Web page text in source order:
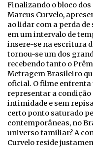
Finalizando o bloco
Marcus Curvelo,
ao lidar com a perda de
em um intervalo de
insere-se na escritura
tornou-se um dos
recebendo tanto o
Metragem Brasileiro
oficial. O filme
representar a
intimidade e sem
certo ponto saturado
contemporâneas, no
universo familiar? A
Curvelo reside